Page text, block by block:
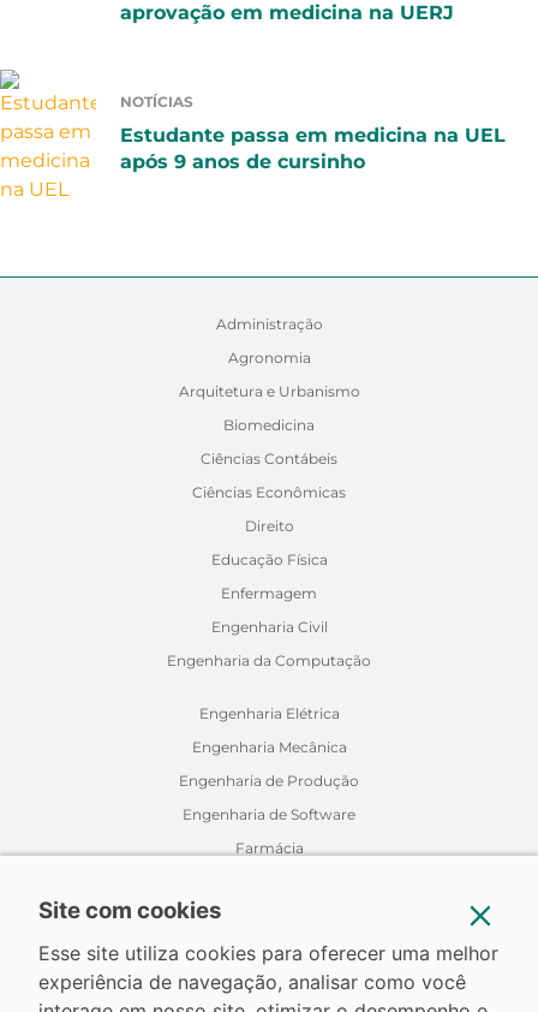
aprovação em medicina na UERJ
NOTÍCIAS
Estudante passa em medicina na UEL
após 9 anos de cursinho
Administração
Agronomia
Arquitetura e Urbanismo
Biomedicina
Ciências Contábeis
Ciências Econômicas
Direito
Educação Física
Enfermagem
Engenharia Civil
Engenharia da Computação
Engenharia Elétrica
Engenharia Mecânica
Engenharia de Produção
Engenharia de Software
Farmácia
Medicina Veterinária
Nutrição
Site com cookies
Esse site utiliza cookies para oferecer uma melhor
experiência de navegação, analisar como você